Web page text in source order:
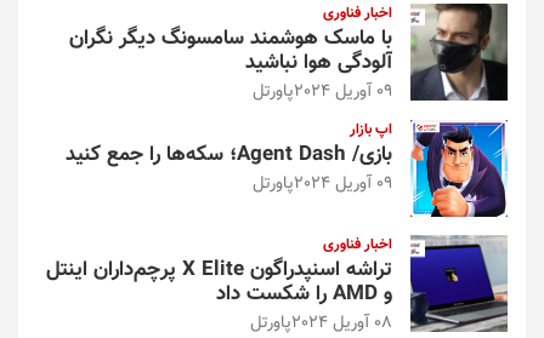
اخبار فناوری
با ماسک هوشمند سامسونگ دیگر نگران
آلودگی هوا نباشید
09 آوریل 2024 پاورتل
اپ بازار
بازی/ Agent Dash؛ سکه‌ها را جمع کنید
09 آوریل 2024 پاورتل
اخبار فناوری
تراشه اسنپدراگون X Elite پرچم‌داران اینتل
و AMD را شکست داد
08 آوریل 2024 پاورتل